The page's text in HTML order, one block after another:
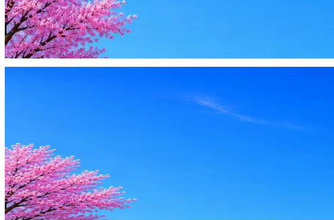
Будьте осторожны: если работодатель просит войти через Google, iCloud или
деньги — это мошенники.
Жмите Пожаловаться ·Гайд по безопасности
Стратегия поиска с AI: рынки, позиции, вилка, каналы
AI-адаптация отклика под вакансию
AI генерация сопроводительных писем
4 990 ₽/мес
Купить доступ